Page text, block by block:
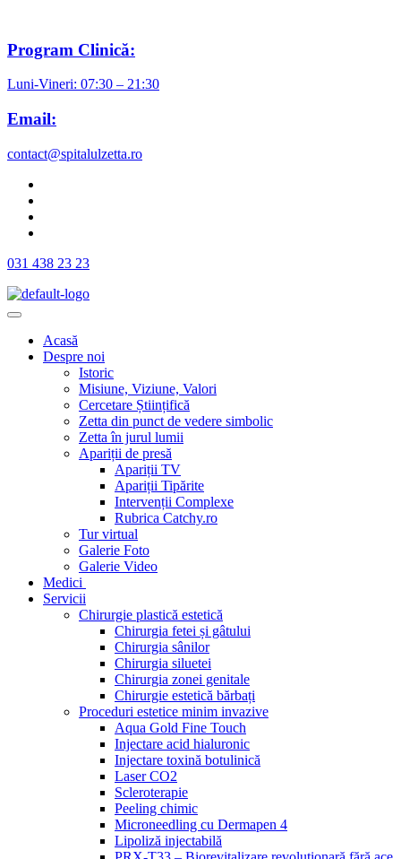
Program Clinică:
Luni-Vineri: 07:30 – 21:30
Email:
contact@spitalulzetta.ro
031 438 23 23
Acasă
Despre noi
Istoric
Misiune, Viziune, Valori
Cercetare Științifică
Zetta din punct de vedere simbolic
Zetta în jurul lumii
Apariții de presă
Apariții TV
Apariții Tipărite
Intervenții Complexe
Rubrica Catchy.ro
Tur virtual
Galerie Foto
Galerie Video
Medici
Servicii
Chirurgie plastică estetică
Chirurgia fetei și gâtului
Chirurgia sânilor
Chirurgia siluetei
Chirurgia zonei genitale
Chirurgie estetică bărbați
Proceduri estetice minim invazive
Aqua Gold Fine Touch
Injectare acid hialuronic
Injectare toxină botulinică
Laser CO2
Scleroterapie
Peeling chimic
Microneedling cu Dermapen 4
Lipoliză injectabilă